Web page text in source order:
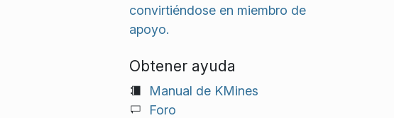
convirtiéndose en miembro de
apoyo.
Obtener ayuda
Manual de KMines
Foro